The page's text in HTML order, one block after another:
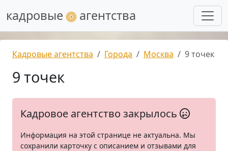
кадровые агентства
Кадровые агентства Города Москва 9 точек
9 точек
Кадровое агентство закрылось
Информация на этой странице не актуальна. Мы
сохранили карточку с описанием и отзывами для